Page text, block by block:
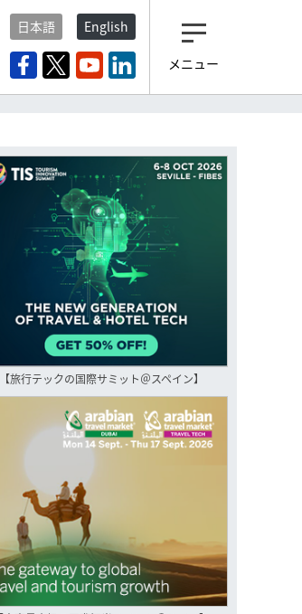
日本語 English
メニュー
【旅行テックの国際サミット＠スペイン】
観光産業ニュース「トラベ
登録済みですよね？
もし未だ登録していないなら…
いますぐ登録する